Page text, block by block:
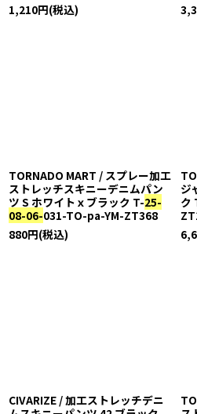
1,210円(税込)
TORNADO MART / スプレー加工
ストレッチスキニーデニムパン
ツ S ホワイトｘブラック T-25-
08-06-031-TO-pa-YM-ZT368
880円(税込)
ジ
ク
CIVARIZE / 加工ストレッチデニ